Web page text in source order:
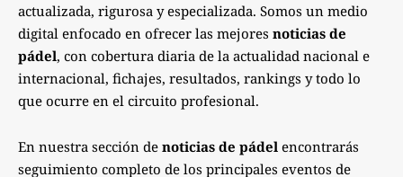
actualizada, rigurosa y especializada. Somos un medio
digital enfocado en ofrecer las mejores noticias de
pádel, con cobertura diaria de la actualidad nacional e
internacional, fichajes, resultados, rankings y todo lo
que ocurre en el circuito profesional.
En nuestra sección de noticias de pádel encontrarás
seguimiento completo de los principales eventos de